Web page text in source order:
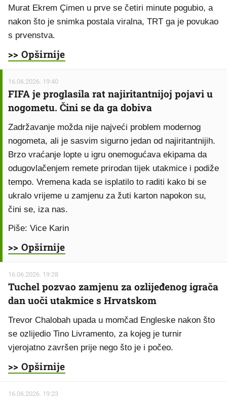
Murat Ekrem Çimen u prve se četiri minute pogubio, a
nakon što je snimka postala viralna, TRT ga je povukao
s prvenstva.
>> Opširnije
16.06.2026. 19:40
FIFA je proglasila rat najiritantnijoj pojavi u
nogometu. Čini se da ga dobiva
Zadržavanje možda nije najveći problem modernog
nogometa, ali je sasvim sigurno jedan od najiritantnijih.
Brzo vraćanje lopte u igru onemogućava ekipama da
odugovlačenjem remete prirodan tijek utakmice i podiže
tempo. Vremena kada se isplatilo to raditi kako bi se
ukralo vrijeme u zamjenu za žuti karton napokon su,
čini se, iza nas.
Piše: Vice Karin
>> Opširnije
16.06.2026. 19:28
Tuchel pozvao zamjenu za ozlijeđenog igrača
dan uoči utakmice s Hrvatskom
Trevor Chalobah upada u momčad Engleske nakon što
se ozlijedio Tino Livramento, za kojeg je turnir
vjerojatno završen prije nego što je i počeo.
>> Opširnije
16.06.2026. 19:23